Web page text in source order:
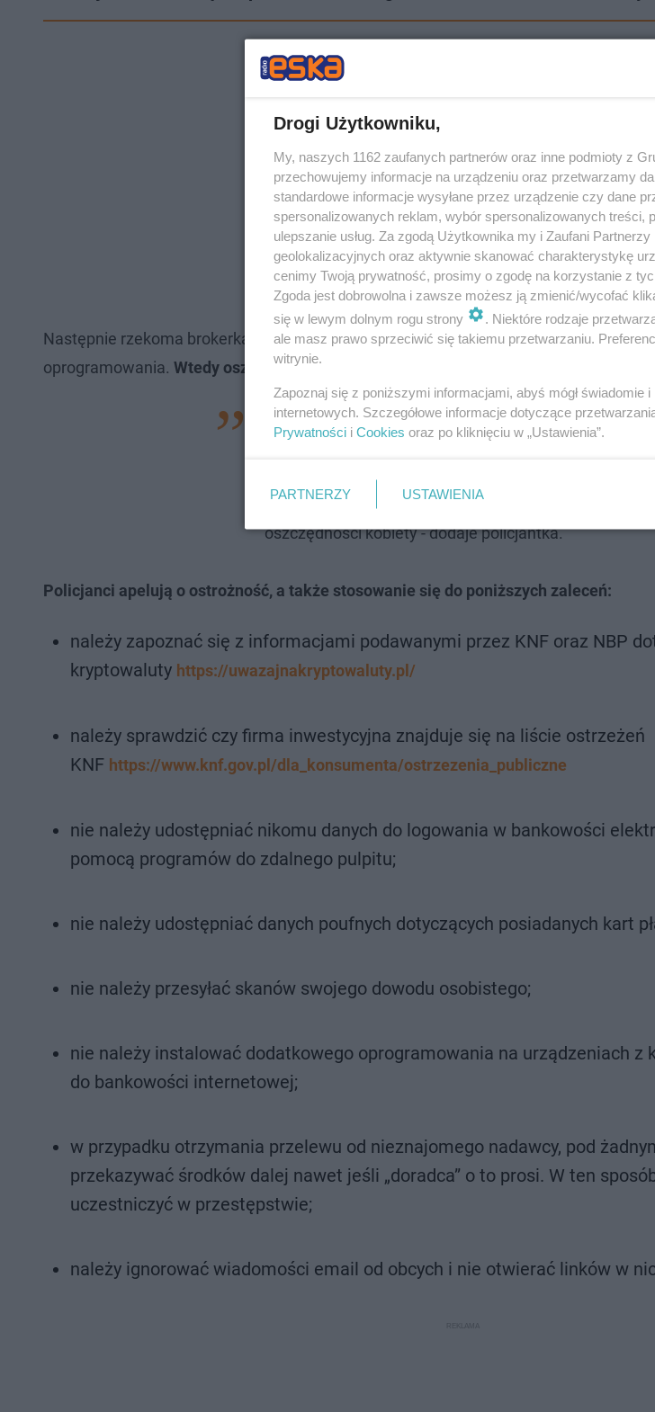
Następnie rzekoma brokerka namówiła 68-latkę do zainstalowania na swoim
oprogramowania. Wtedy oszustom otworzyła się furtka.
Za pomocą programu oszuści weszli w posiadanie
umożliwiających logowanie się na konto bankowe,
mogli wykonywać na nim operacje. W rezultacie oszuści
zaciągnęli na nie kredyt i wyprowadzili z konta
oszczędności kobiety - dodaje policjantka.
Policjanci apelują o ostrożność, a także stosowanie się do poniższych zaleceń:
należy zapoznać się z informacjami podawanymi przez KNF oraz NBP
kryptowaluty https://uwazajnakryptowaluty.pl/
należy sprawdzić czy firma inwestycyjna znajduje się na liście ostrzeżeń
KNF https://www.knf.gov.pl/dla_konsumenta/ostrzezenia_publiczne
nie należy udostępniać nikomu danych do logowania w bankowości
pomocą programów do zdalnego pulpitu;
nie należy udostępniać danych poufnych dotyczących posiadanych kart
nie należy przesyłać skanów swojego dowodu osobistego;
nie należy instalować dodatkowego oprogramowania na urządzeniach z
do bankowości internetowej;
w przypadku otrzymania przelewu od nieznajomego nadawcy, pod
przekazywać środków dalej nawet jeśli „doradca” o to prosi. W ten
uczestniczyć w przestępstwie;
należy ignorować wiadomości email od obcych i nie otwierać linków w
Drogi Użytkowniku,
My, naszych 1162 zaufanych partnerów oraz inne podmioty z
przechowujemy informacje na urządzeniu oraz przetwarzamy
standardowe informacje wysyłane przez urządzenie czy dane
spersonalizowanych reklam, wybór spersonalizowanych treści,
ulepszanie usług. Za zgodą Użytkownika my i Zaufani
geolokalizacyjnych oraz aktywnie skanować charakterystykę
cenimy Twoją prywatność, prosimy o zgodę na korzystanie z
Zgoda jest dobrowolna i zawsze możesz ją zmienić/wycofać
się w lewym dolnym rogu strony
. Niektóre rodzaje
ale masz prawo sprzeciwić się takiemu przetwarzaniu.
witrynie.
Zapoznaj się z poniższymi informacjami, abyś mógł
internetowych. Szczegółowe informacje dotyczące
Prywatności i Cookies oraz po kliknięciu w „Ustawienia”.
PARTNERZY USTAWIENIA